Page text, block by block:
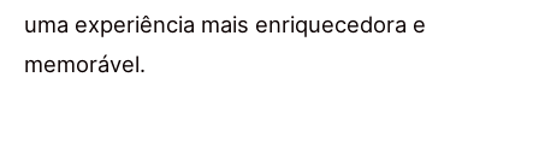
uma experiência mais enriquecedora e
memorável.